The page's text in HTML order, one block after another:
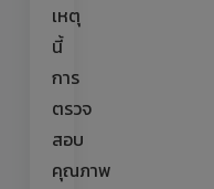
เหตุ
นี้
การ
ตรวจ
สอบ
คุณภาพ